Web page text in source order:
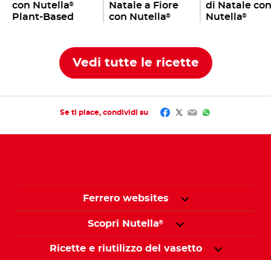
con Nutella®
Plant-Based
Natale a Fiore
con Nutella®
di Natale con
Nutella®
Vedi tutte le ricette
Se ti piace, condividi su Facebook
Twitter
EmailWhatsApp
Ferrero websites
Scopri Nutella®
Ricette e riutilizzo del vasetto